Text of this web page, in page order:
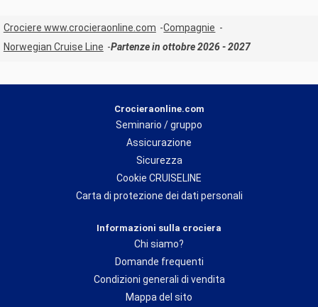
Crociere www.crocieraonline.com
Compagnie
Norwegian Cruise Line
Partenze in ottobre 2026 - 2027
Crocieraonline.com
Seminario / gruppo
Assicurazione
Sicurezza
Cookie CRUISELINE
Carta di protezione dei dati personali
Informazioni sulla crociera
Chi siamo?
Domande frequenti
Condizioni generali di vendita
Mappa del sito